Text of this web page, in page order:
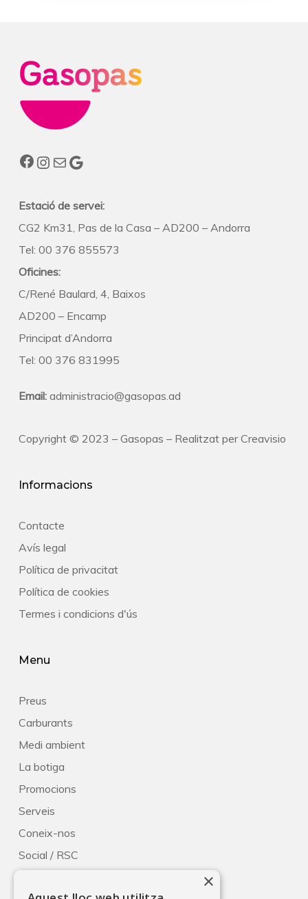
Facebook
Instagram
Correu electrònic
Estació de servei:
CG2 Km31, Pas de la Casa – AD200 – Andorra
Tel: 00 376 855573
Oficines:
C/René Baulard, 4, Baixos
AD200 – Encamp
Principat d’Andorra
Tel: 00 376 831995
Email: administracio@gasopas.ad
Copyright © 2023 – Gasopas – Realitzat perCreavisio
Informacions
Contacte
Avís legal
Política de privacitat
Política de cookies
Termes i condicions d'ús
Menu
Preus
Carburants
Medi ambient
La botiga
Promocions
Serveis
Coneix-nos
Social / RSC
×